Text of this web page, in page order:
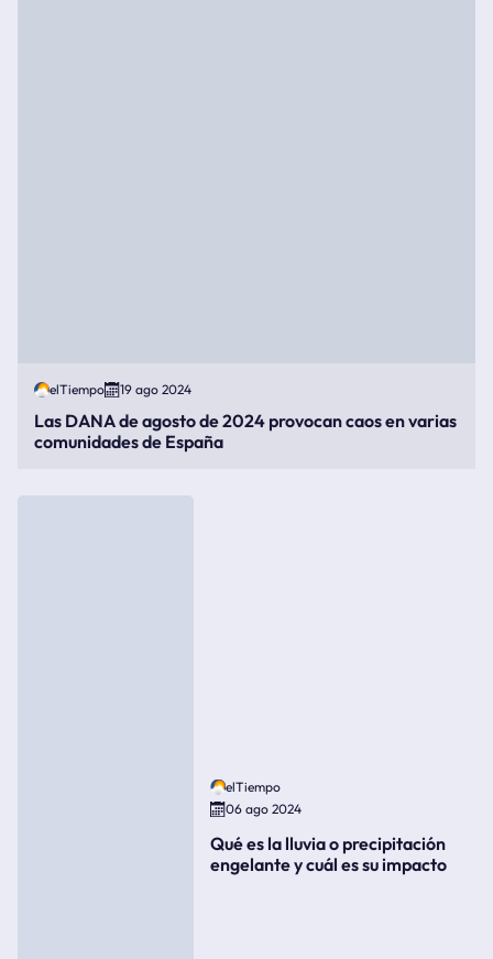
elTiempo 19 ago 2024
Las DANA de agosto de 2024 provocan caos en varias
comunidades de España
elTiempo
06 ago 2024
Qué es la lluvia o precipitación
engelante y cuál es su impacto